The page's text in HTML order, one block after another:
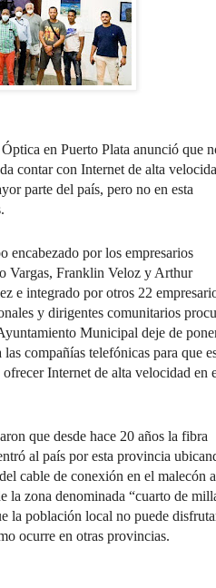
en Puerto Plata anunció que
contar con Internet de alta
parte del país, pero no en esta
encabezado por los empresarios
Vargas, Franklin Veloz y Arthur
e integrado por otros 22
y dirigentes comunitarios
Municipal deje de
las compañías telefónicas para que
ofrecer Internet de alta velocidad en
que desde hace 20 años la fibra
al país por esta provincia
cable de conexión en el malecón
la zona denominada “cuarto de
la población local no puede
ocurre en otras provincias.